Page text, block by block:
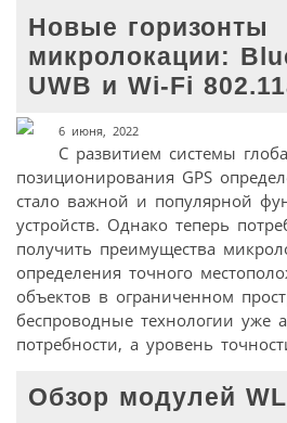
Новые горизонты
микролокации:
UWB и Wi-Fi
6 июня, 2022
С развитием системы
позиционирования GPS
стало важной и популярной
устройств. Однако теперь
получить преимущества
определения точного
объектов в ограниченном
беспроводные технологии уже
потребности, а уровень
Обзор модулей